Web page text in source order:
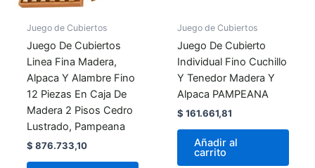
Juego de Cubiertos
Juego De Cubiertos
Linea Fina Madera,
Alpaca Y Alambre Fino
12 Piezas En Caja De
Madera 2 Pisos Cedro
Lustrado, Pampeana
$ 876.733,10
Juego de Cubiertos
Juego De Cubierto
Individual Fino Cuchillo
Y Tenedor Madera Y
Alpaca PAMPEANA
$ 161.661,81
Añadir al
carrito